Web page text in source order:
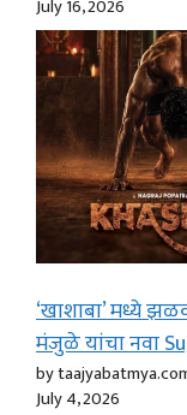
July 16, 2026
‘खाशाबा’ मध्ये
मंजुळे यांचा नवा
by
July 4, 2026